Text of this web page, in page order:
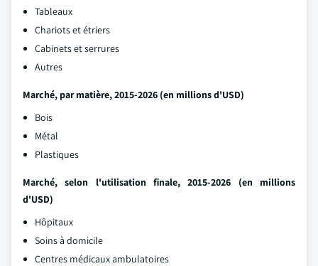
Tableaux
Chariots et étriers
Cabinets et serrures
Autres
Marché, par matière, 2015-2026 (en millions d'USD)
Bois
Métal
Plastiques
Marché, selon l'utilisation finale, 2015-2026 (en millions
d'USD)
Hôpitaux
Soins à domicile
Centres médicaux ambulatoires